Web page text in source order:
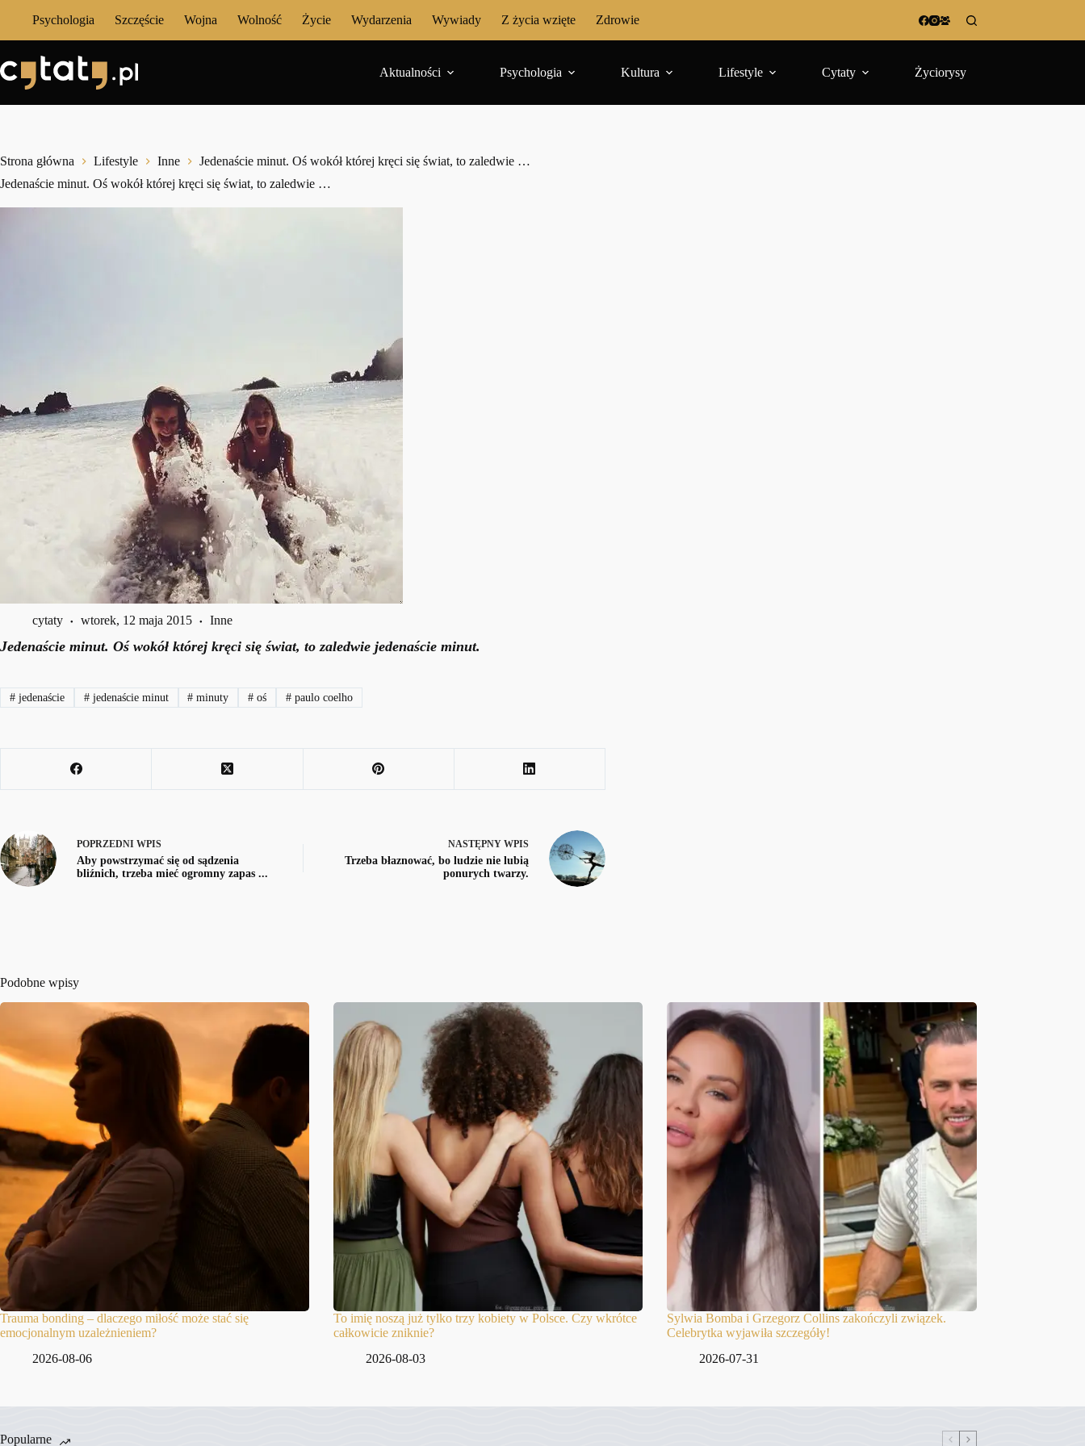
Psychologia Szczęście Wojna Wolność Życie Wydarzenia Wywiady Z życia wzięte Zdrowie
Aktualności Psychologia Kultura Lifestyle Cytaty Życiorysy
Strona główna Lifestyle Inne
Jedenaście minut. Oś wokół której kręci się świat, to zaledwie …
Jedenaście minut. Oś wokół której kręci się świat, to zaledwie …
cytaty wtorek, 12 maja 2015 Inne
Jedenaście minut. Oś wokół której kręci się świat, to zaledwie jedenaście minut.
#jedenaście #jedenaście minut # minuty # oś # paulo coelho
POPRZEDNI WPIS
Aby powstrzymać się od sądzenia
bliźnich, trzeba mieć ogromny zapas ...
NASTĘPNY WPIS
Trzeba błaznować, bo ludzie nie lubią
ponurych twarzy.
Podobne wpisy
Trauma bonding – dlaczego miłość może stać się
emocjonalnym uzależnieniem?
2026-08-06
To imię noszą już tylko trzy kobiety w Polsce. Czy wkrótce
całkowicie zniknie?
2026-08-03
Sylwia Bomba i Grzegorz Collins zakończyli związek.
Celebrytka wyjawiła szczegóły!
2026-07-31
Popularne